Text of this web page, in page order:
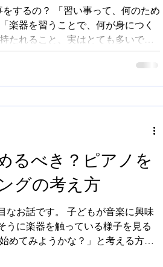
からこそ、..
するの？ 「習い事って、何のため
楽器を習うことで、何が身につく
たれること、実はとても多いで
得られるものはたくさんあります
、とても大切な“ひとつの価値”に
■練習は必要ですか？ これも、よ
えています。 ■「練習＝負担」では
いから楽」 「ピアノは家で練習し
変」 でも、本当にそうでしょう
なプロセスは、 実はどんな分野に
、 その過程にあります。 ■上達の
楽器の練習には、こんな流れがあ
る ・どうしたら達成できるか考え
るべき？ピアノを
グの考え方
なお話です。 子どもが音楽に興味
うに楽器を触っている様子を見る
めてみようかな？」と考える方も